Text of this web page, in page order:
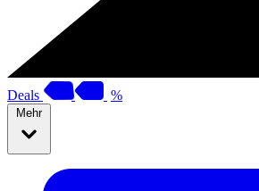
Deals %
Mehr